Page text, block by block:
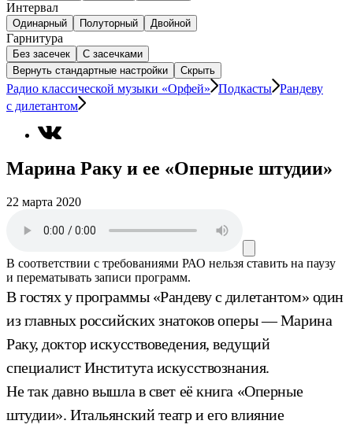
Интервал
Одинарный Полуторный Двойной
Гарнитура
Без засечек
С засечками
Вернуть стандартные настройки
Скрыть
Радио классической музыки «Орфей» Подкасты Рандеву
с дилетантом
Марина Раку и ее «Оперные штудии»
22 марта 2020
В соответствии с требованиями РАО нельзя ставить на паузу
и перематывать записи программ.
В гостях у программы «Рандеву с дилетантом» один
из главных российских знатоков оперы — Марина
Раку, доктор искусствоведения, ведущий
специалист Института искусствознания.
Не так давно вышла в свет её книга «Оперные
штудии». Итальянский театр и его влияние